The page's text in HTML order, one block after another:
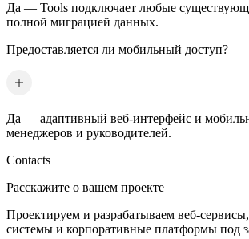
Да — Tools подключает любые
полной миграцией данных.
Предоставляется ли мобильный доступ?
Да — адаптивный веб-интерфейс и
менеджеров и руководителей.
Contacts
Расскажите о вашем проекте
Проектируем и разрабатываем веб-
системы и корпоративные платформы под